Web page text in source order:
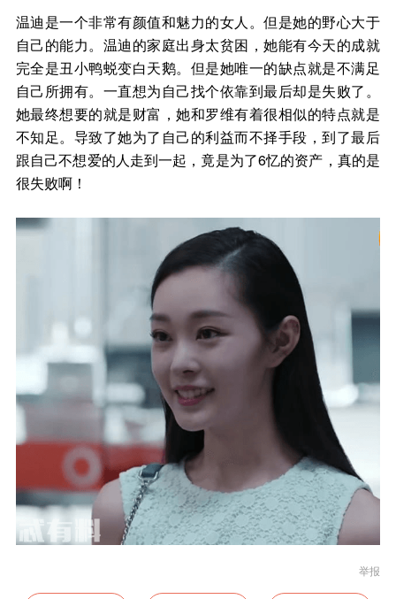
温迪是一个非常有颜值和魅力的女人。但是她的野心大于
自己的能力。温迪的家庭出身太贫困，她能有今天的成就
完全是丑小鸭蜕变白天鹅。但是她唯一的缺点就是不满足
自己所拥有。一直想为自己找个依靠到最后却是失败了。
她最终想要的就是财富，她和罗维有着很相似的特点就是
不知足。导致了她为了自己的利益而不择手段，到了最后
跟自己不想爱的人走到一起，竟是为了6忆的资产，真的是
很失败啊！
举报